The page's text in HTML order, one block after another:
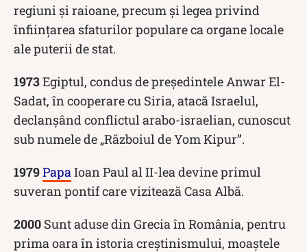
regiuni şi raioane, precum şi legea privind
înfiinţarea sfaturilor populare ca organe locale
ale puterii de stat.
1973Egiptul, condus de președintele Anwar El-
Sadat, în cooperare cu Siria, atacă Israelul,
declanșând conflictul arabo-israelian, cunoscut
sub numele de „Războiul de Yom Kipur”.
1979Papa Ioan Paul al II-lea devine primul
suveran pontif care vizitează Casa Albă.
2000 Sunt aduse din Grecia în România, pentru
prima oara în istoria creștinismului, moaștele